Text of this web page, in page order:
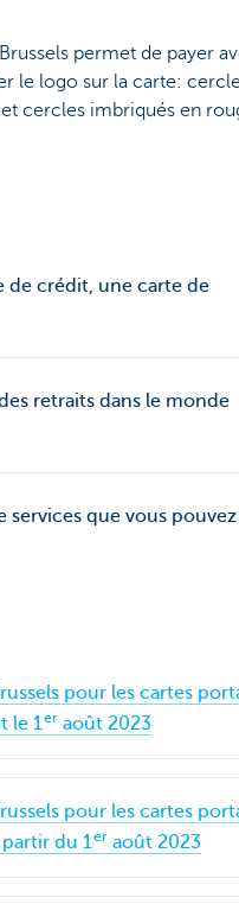
permet de payer
le logo sur la carte:
cercles imbriqués en
de crédit, une carte de
retraits dans le monde
services que vous pouvez
pour les cartes
le 1eraoût 2023
pour les cartes
du 1eraoût 2023